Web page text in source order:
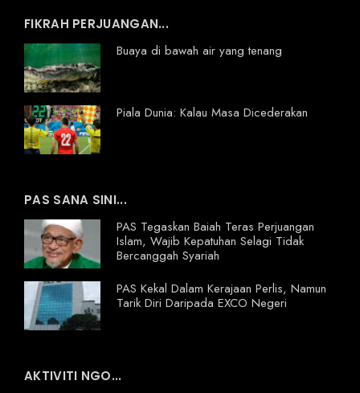
FIKRAH PERJUANGAN...
Buaya di bawah air yang tenang
Piala Dunia: Kalau Masa Dicederakan
PAS SANA SINI...
PAS Tegaskan Baiah Teras Perjuangan
Islam, Wajib Kepatuhan Selagi Tidak
Bercanggah Syariah
PAS Kekal Dalam Kerajaan Perlis, Namun
Tarik Diri Daripada EXCO Negeri
AKTIVITI NGO...